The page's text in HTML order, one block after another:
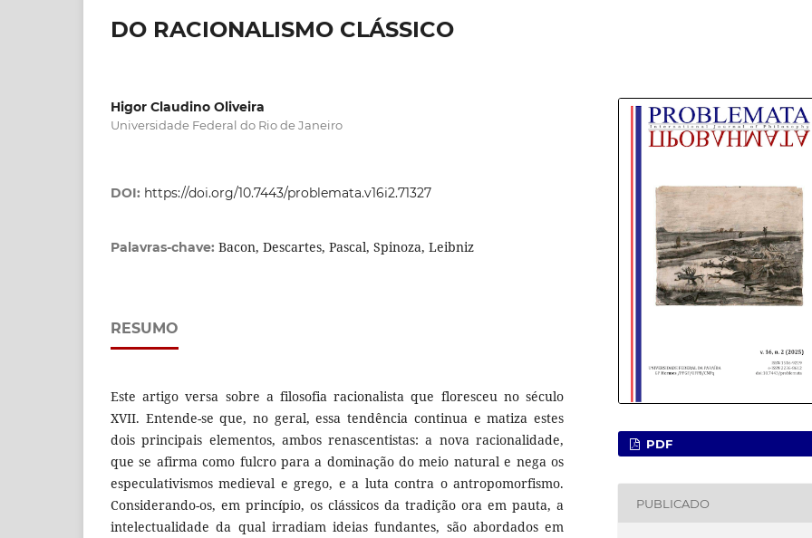
DO RACIONALISMO CLÁSSICO
Higor Claudino Oliveira
Universidade Federal do Rio de Janeiro
DOI: https://doi.org/10.7443/problemata.v16i2.71327
Palavras-chave: Bacon, Descartes, Pascal, Spinoza, Leibniz
RESUMO
Este artigo versa sobre a filosofia racionalista que floresceu no século
XVII. Entende-se que, no geral, essa tendência continua e matiza estes
dois principais elementos, ambos renascentistas: a nova racionalidade,
que se afirma como fulcro para a dominação do meio natural e nega os
especulativismos medieval e grego, e a luta contra o antropomorfismo.
Considerando-os, em princípio, os clássicos da tradição ora em pauta, a
intelectualidade da qual irradiam ideias fundantes, são abordados em
PDF
PUBLICADO